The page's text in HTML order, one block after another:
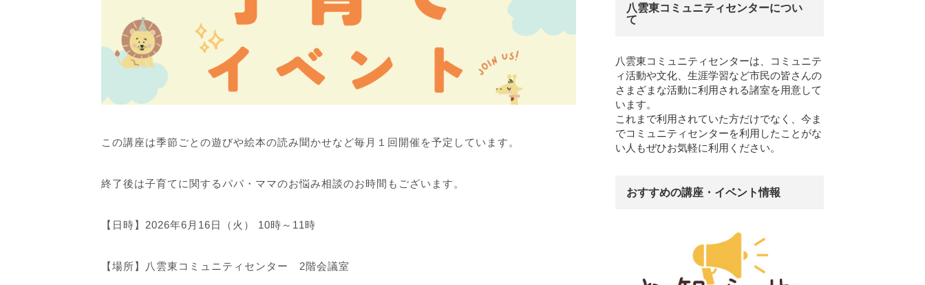
この講座は季節ごとの遊びや絵本の読み聞かせなど毎月１回開催を予定しています。
終了後は子育てに関するパパ・ママのお悩み相談のお時間もございます。
【日時】2026年6月16日（火） 10時～11時
【場所】八雲東コミュニティセンター 2階会議室
八雲東コミュニティセンターについ
て
八雲東コミュニティセンターは、コミュニテ
ィ活動や文化、生涯学習など市民の皆さんの
さまざまな活動に利用される諸室を用意して
います。
これまで利用されていた方だけでなく、今ま
でコミュニティセンターを利用したことがな
い人もぜひお気軽に利用ください。
おすすめの講座・イベント情報